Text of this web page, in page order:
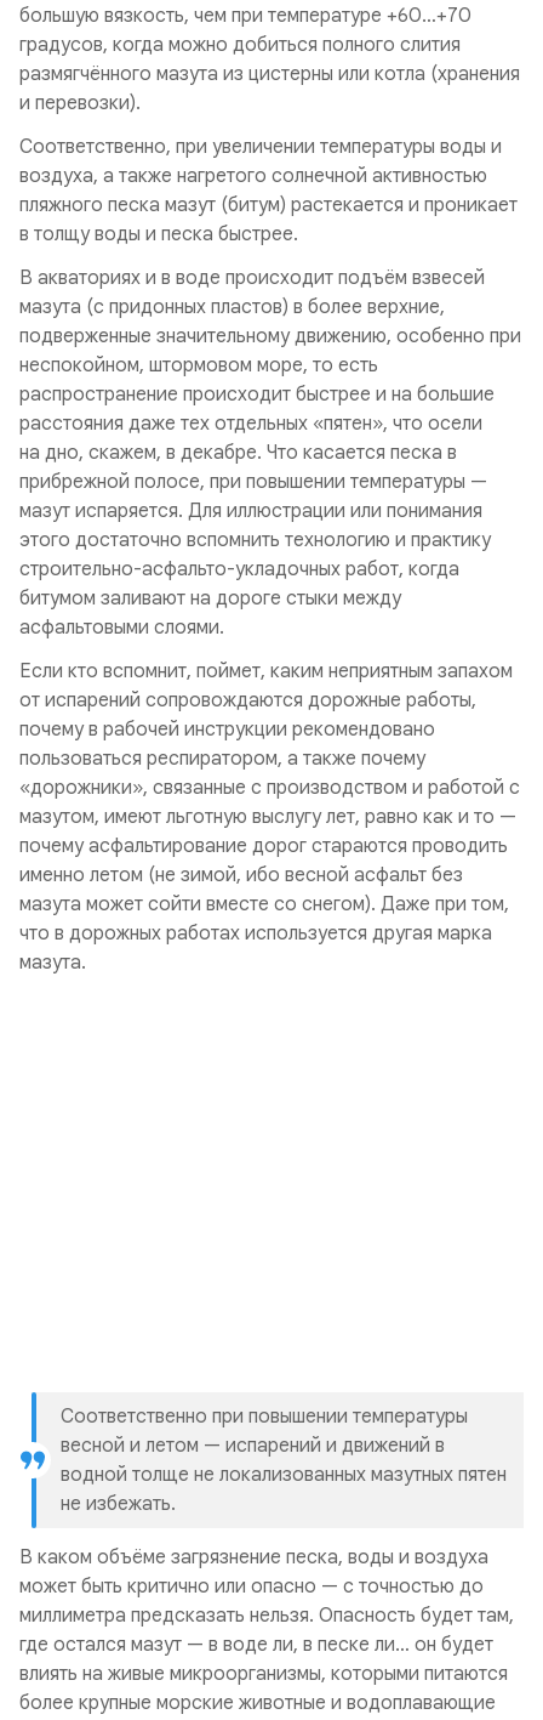
большую вязкость, чем при температуре +60…+70
градусов, когда можно добиться полного слития
размягчённого мазута из цистерны или котла (хранения
и перевозки).
Соответственно, при увеличении температуры воды и
воздуха, а также нагретого солнечной активностью
пляжного песка мазут (битум) растекается и проникает
в толщу воды и песка быстрее.
В акваториях и в воде происходит подъём взвесей
мазута (с придонных пластов) в более верхние,
подверженные значительному движению, особенно при
неспокойном, штормовом море, то есть
распространение происходит быстрее и на большие
расстояния даже тех отдельных «пятен», что осели
на дно, скажем, в декабре. Что касается песка в
прибрежной полосе, при повышении температуры —
мазут испаряется. Для иллюстрации или понимания
этого достаточно вспомнить технологию и практику
строительно-асфальто-укладочных работ, когда
битумом заливают на дороге стыки между
асфальтовыми слоями.
Если кто вспомнит, поймет, каким неприятным запахом
от испарений сопровождаются дорожные работы,
почему в рабочей инструкции рекомендовано
пользоваться респиратором, а также почему
«дорожники», связанные с производством и работой с
мазутом, имеют льготную выслугу лет, равно как и то —
почему асфальтирование дорог стараются проводить
именно летом (не зимой, ибо весной асфальт без
мазута может сойти вместе со снегом). Даже при том,
что в дорожных работах используется другая марка
мазута.
Соответственно при повышении температуры
весной и летом — испарений и движений в
водной толще не локализованных мазутных пятен
не избежать.
В каком объёме загрязнение песка, воды и воздуха
может быть критично или опасно — с точностью до
миллиметра предсказать нельзя. Опасность будет там,
где остался мазут — в воде ли, в песке ли… он будет
влиять на живые микроорганизмы, которыми питаются
более крупные морские животные и водоплавающие